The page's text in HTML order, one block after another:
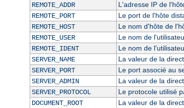
REMOTE_ADDR
L'adresse IP de
REMOTE_PORT
Le port de l'hôte
REMOTE_HOST
Le nom d'hôte de
REMOTE_USER
Le nom de
REMOTE_IDENT
Le nom de
SERVER_NAME
La valeur de la
SERVER_PORT
Le port associé au
SERVER_ADMIN
La valeur de la
SERVER_PROTOCOL
Le protocole utilisé
DOCUMENT_ROOT
La valeur de la